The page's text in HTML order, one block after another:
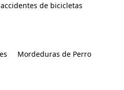
de bicicletas
Mordeduras de Perro